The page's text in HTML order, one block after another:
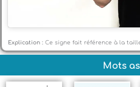
Explication : Ce signe fait référence à la
Mots